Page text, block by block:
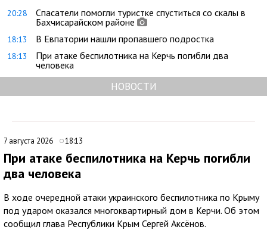
20:28
Спасатели помогли туристке спуститься со скалы в
Бахчисарайском районе
18:13 В Евпатории нашли пропавшего подростка
18:13
При атаке беспилотника на Керчь погибли два
человека
НОВОСТИ
7 августа 2026 18:13
При атаке беспилотника на Керчь погибли
два человека
В ходе очередной атаки украинского беспилотника по Крыму
под ударом оказался многоквартирный дом в Керчи. Об этом
сообщил глава Республики Крым Сергей Аксёнов.